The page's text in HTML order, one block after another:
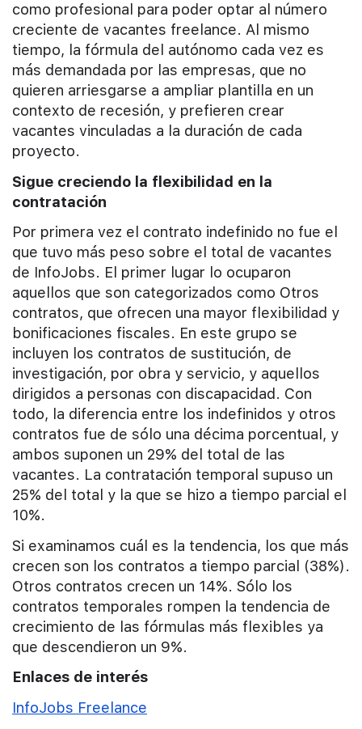
como profesional para poder optar al número
creciente de vacantes freelance. Al mismo
tiempo, la fórmula del autónomo cada vez es
más demandada por las empresas, que no
quieren arriesgarse a ampliar plantilla en un
contexto de recesión, y prefieren crear
vacantes vinculadas a la duración de cada
proyecto.
Sigue creciendo la flexibilidad en la
contratación
Por primera vez el contrato indefinido no fue el
que tuvo más peso sobre el total de vacantes
de InfoJobs. El primer lugar lo ocuparon
aquellos que son categorizados como Otros
contratos, que ofrecen una mayor flexibilidad y
bonificaciones fiscales. En este grupo se
incluyen los contratos de sustitución, de
investigación, por obra y servicio, y aquellos
dirigidos a personas con discapacidad. Con
todo, la diferencia entre los indefinidos y otros
contratos fue de sólo una décima porcentual, y
ambos suponen un 29% del total de las
vacantes. La contratación temporal supuso un
25% del total y la que se hizo a tiempo parcial el
10%.
Si examinamos cuál es la tendencia, los que más
crecen son los contratos a tiempo parcial (38%).
Otros contratos crecen un 14%. Sólo los
contratos temporales rompen la tendencia de
crecimiento de las fórmulas más flexibles ya
que descendieron un 9%.
Enlaces de interés
InfoJobs Freelance